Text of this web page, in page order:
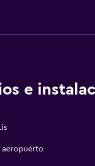
e
aeropuerto